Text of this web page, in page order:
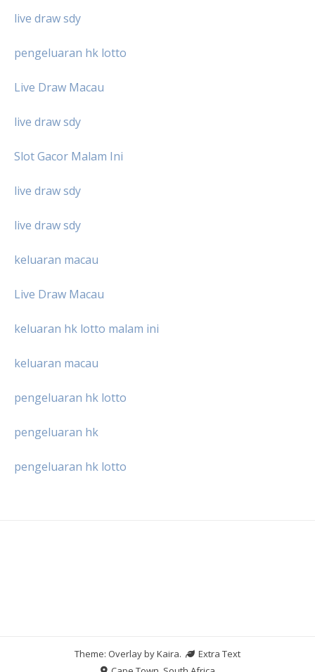
live draw sdy
pengeluaran hk lotto
Live Draw Macau
live draw sdy
Slot Gacor Malam Ini
live draw sdy
live draw sdy
keluaran macau
Live Draw Macau
keluaran hk lotto malam ini
keluaran macau
pengeluaran hk lotto
pengeluaran hk
pengeluaran hk lotto
Theme: Overlay byKaira.
Extra Text